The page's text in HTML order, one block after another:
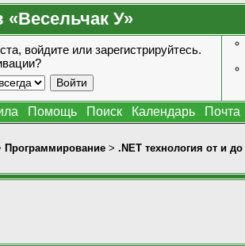
У»
войдите или зарегистрируйтесь.
Помощь Поиск Календарь Почта
Программирование > .NET технология от и до